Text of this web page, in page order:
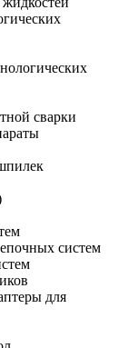
сварки
систем
для